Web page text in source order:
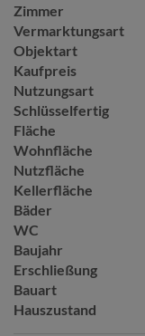
Zimmer
Vermarktungsart
Objektart
Kaufpreis
Nutzungsart
Schlüsselfertig
Fläche
Wohnfläche
Nutzfläche
Kellerfläche
Bäder
WC
Baujahr
Erschließung
Bauart
Hauszustand